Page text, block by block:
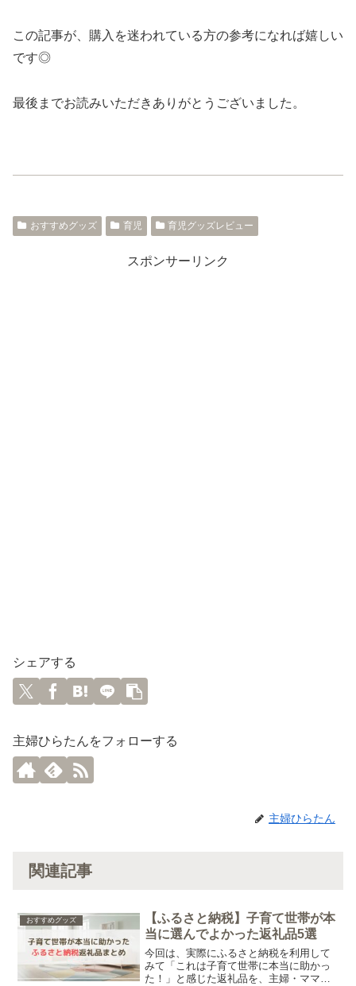
この記事が、購入を迷われている方の参考になれば嬉しい
です◎
最後までお読みいただきありがとうございました。
おすすめグッズ 育児 育児グッズレビュー
スポンサーリンク
シェアする
主婦ひらたんをフォローする
主婦ひらたん
関連記事
おすすめグッズ
【ふるさと納税】子育て世帯が本
当に選んでよかった返礼品5選
今回は、実際にふるさと納税を利用して
みて「これは子育て世帯に本当に助かっ
た！」と感じた返礼品を、主婦・ママ目